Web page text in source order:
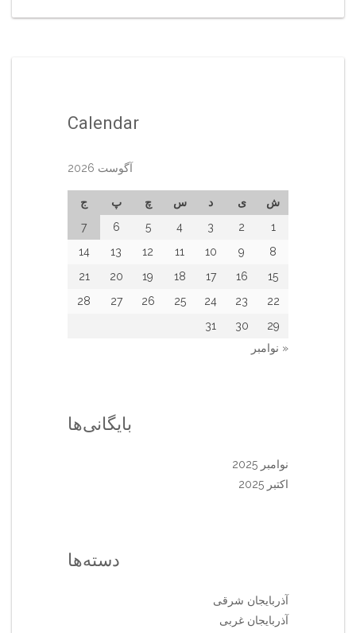
Calendar
آگوست 2026
ش ی د س چ پ
ج
1
2
3
4
5
6
7
8
9
10
11
12
13
14
15
16
17
18
19
20
21
22
23
24
25
26
27
28
29
30
31
« نوامبر
بایگانی‌ها
نوامبر 2025
اکتبر 2025
دسته‌ها
آذربایجان شرقی
آذربایجان غربی